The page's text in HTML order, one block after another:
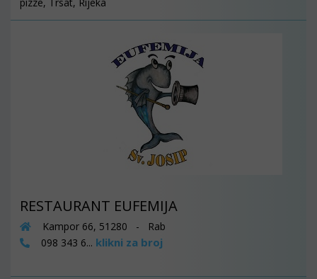
RESTAURANT EUFEMIJA
Kampor 66, 51280 - Rab
098 343 6... klikni za broj